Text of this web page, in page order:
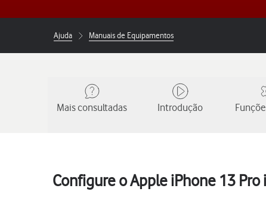
Ajuda Manuais de Equipamentos
Mais consultadas Introdução
Configure o Apple iPhone 13 Pro